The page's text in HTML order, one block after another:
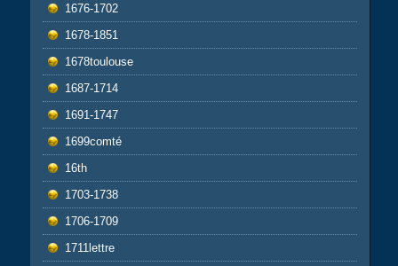
1676-1702
1678-1851
1678toulouse
1687-1714
1691-1747
1699comté
16th
1703-1738
1706-1709
1711lettre